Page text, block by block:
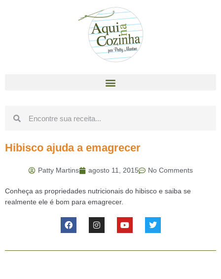
Hibisco ajuda a emagrecer
Patty Martins agosto 11, 2015 No Comments
Conheça as propriedades nutricionais do hibisco e saiba se
realmente ele é bom para emagrecer.